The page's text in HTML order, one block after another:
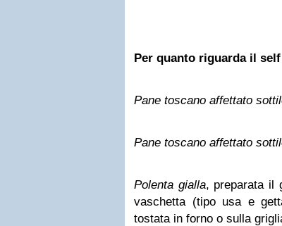
Per quanto riguarda il
Pane toscano affettato
Pane toscano affettato
Polenta gialla, preparata il
vaschetta (tipo usa e
tostata in forno o sulla